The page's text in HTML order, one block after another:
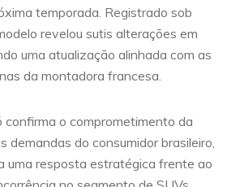
temporada. Registrado sob
revelou sutis alterações em
uma atualização alinhada com as
da montadora francesa.
confirma o comprometimento da
demandas do consumidor brasileiro,
uma resposta estratégica frente ao